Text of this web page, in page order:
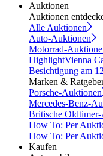
Auktionen
Auktionen
Alle Auktionen
Auto-Auktionen
Motorrad-
HighlightVienna
Besichtigung am
Marken &
Porsche-Auktionen
Mercedes-Benz-
Britische
How To: Per
How To: Per
Kaufen